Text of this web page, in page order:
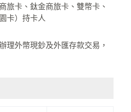
旅卡、鈦金商旅卡、雙幣卡、
卡）持卡人
理外幣現鈔及外匯存款交易，